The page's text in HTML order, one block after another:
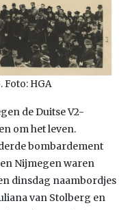
Foto: HGA
de Duitse V2-
om het leven.
bombardement
Nijmegen waren
dinsdag naambordjes
van Stolberg en